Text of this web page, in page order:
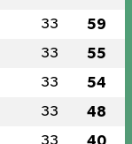
33 59
33 55
33 54
33 48
33 40